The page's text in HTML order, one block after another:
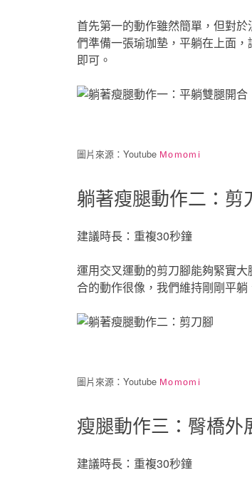
首先第一的動作雖然簡單，但對
們準備一張瑜珈墊，平躺在上面
即可。
圖片來源：Youtube Momomi
躺著瘦腿動作二：剪
建議時長：重複30秒鐘
運用交叉運動的剪刀腳能夠緊實
合的動作很像，我們維持剛剛平
圖片來源：Youtube Momomi
瘦腿動作三：臀橋外
建議時長：重複30秒鐘